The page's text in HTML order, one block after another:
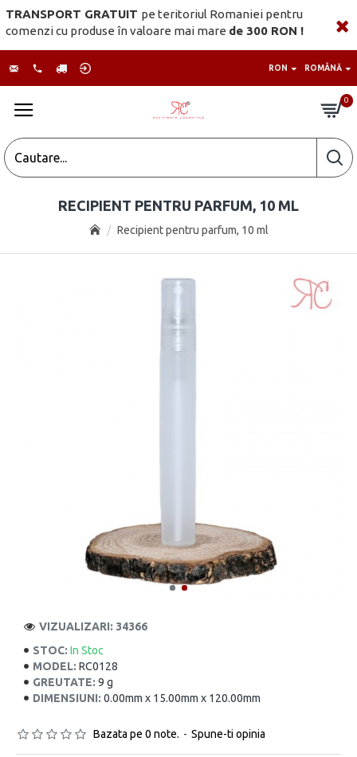
TRANSPORT GRATUIT pe teritoriul Romaniei pentru
comenzi cu produse în valoare mai mare de 300 RON !
RON ROMÂNĂ
0
Recipient pentru parfum, 10 ml
RECIPIENT PENTRU PARFUM, 10 ML
STOC: In Stoc
MODEL: RC0128
GREUTATE: 9 g
DIMENSIUNI: 0.00mm x 15.00mm x 120.00mm
VIZUALIZARI: 34366
Bazata pe 0 note. - Spune-ti opinia